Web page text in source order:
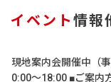
イベント 情報
現地案内会開催中（
0:00～18:00 ■ご案内